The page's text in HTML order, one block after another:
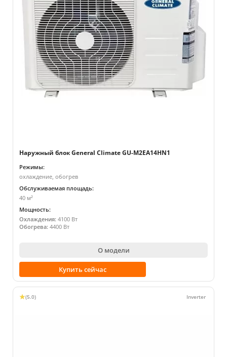
Наружный блок General Climate GU-M2EA14HN1
Режимы:
охлаждение, обогрев
Обслуживаемая площадь:
40 м²
Мощность:
Охлаждения: 4100 Вт
Обогрева: 4400 Вт
О модели
Купить сейчас
(5.0)